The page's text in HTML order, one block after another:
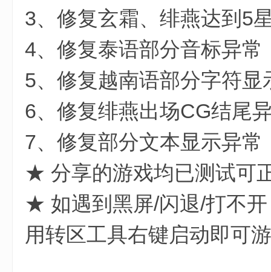
3、修复玄霜、绯燕达到5
4、修复泰语部分音标异常
5、修复越南语部分字符显
6、修复绯燕出场CG结尾
7、修复部分文本显示异常
★ 分享的游戏均已测试可
★ 如遇到黑屏/闪退/打不
用转区工具右键启动即可